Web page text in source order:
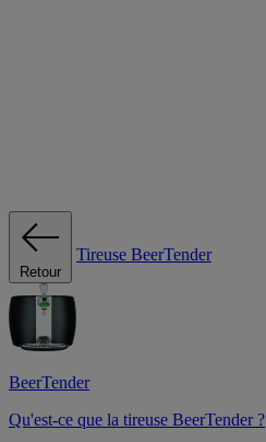
Retour
Tireuse BeerTender
BeerTender
Qu'est-ce que la tireuse BeerTender ?